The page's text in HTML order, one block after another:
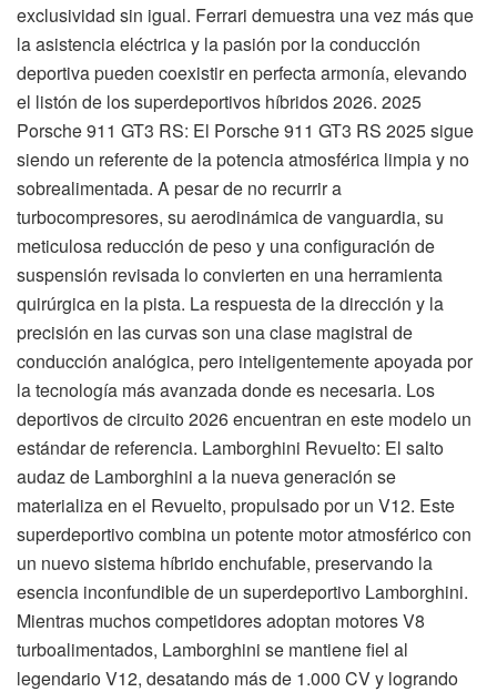
exclusividad sin igual. Ferrari demuestra una vez más que
la asistencia eléctrica y la pasión por la conducción
deportiva pueden coexistir en perfecta armonía, elevando
el listón de los superdeportivos híbridos 2026. 2025
Porsche 911 GT3 RS: El Porsche 911 GT3 RS 2025 sigue
siendo un referente de la potencia atmosférica limpia y no
sobrealimentada. A pesar de no recurrir a
turbocompresores, su aerodinámica de vanguardia, su
meticulosa reducción de peso y una configuración de
suspensión revisada lo convierten en una herramienta
quirúrgica en la pista. La respuesta de la dirección y la
precisión en las curvas son una clase magistral de
conducción analógica, pero inteligentemente apoyada por
la tecnología más avanzada donde es necesaria. Los
deportivos de circuito 2026 encuentran en este modelo un
estándar de referencia. Lamborghini Revuelto: El salto
audaz de Lamborghini a la nueva generación se
materializa en el Revuelto, propulsado por un V12. Este
superdeportivo combina un potente motor atmosférico con
un nuevo sistema híbrido enchufable, preservando la
esencia inconfundible de un superdeportivo Lamborghini.
Mientras muchos competidores adoptan motores V8
turboalimentados, Lamborghini se mantiene fiel al
legendario V12, desatando más de 1.000 CV y logrando